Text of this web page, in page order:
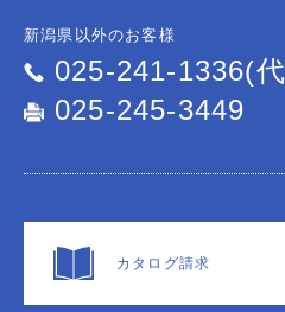
新潟県以外のお客様
025-241-1336(
025-245-3449
カタログ請求